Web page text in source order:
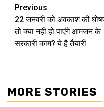
Continue
Reading
Previous
22 जनवरी को अवकाश की
तो क्या नहीं हो पाएंगे आमजन के
सरकारी काम? ये है तैयारी
MORE STORIES